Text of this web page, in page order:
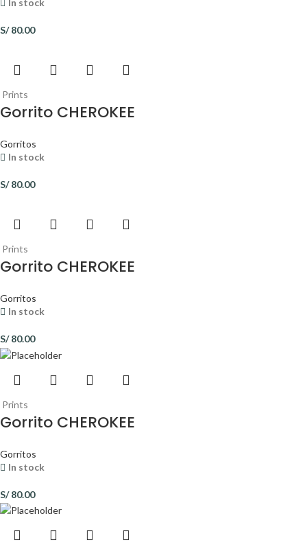
In stock
S/80.00
Prints
Gorrito CHEROKEE
Gorritos
In stock
S/80.00
Prints
Gorrito CHEROKEE
Gorritos
In stock
S/80.00
Prints
Gorrito CHEROKEE
Gorritos
In stock
S/80.00